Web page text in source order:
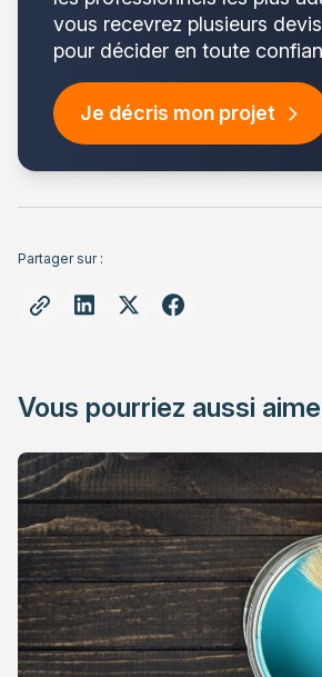
vous recevrez plusieurs
pour décider en toute
Je décris mon projet
Partager sur :
Vous pourriez aussi